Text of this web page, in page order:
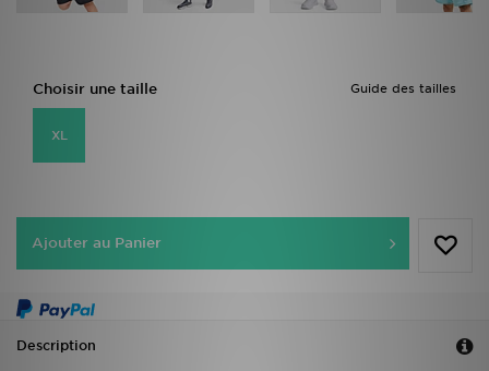
Guide des tailles
Choisir une taille
XL
Ajouter au Panier
Description